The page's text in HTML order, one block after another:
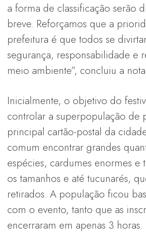
a forma de classificação serão
breve. Reforçamos que a
prefeitura é que todos se
segurança, responsabilidade e
meio ambiente”, concluiu a
Inicialmente, o objetivo do
controlar a superpopulação de
principal cartão-postal da
comum encontrar grandes
espécies, cardumes enormes e
os tamanhos e até tucunarés,
retirados. A população ficou
com o evento, tanto que as
encerraram em apenas 3 horas.